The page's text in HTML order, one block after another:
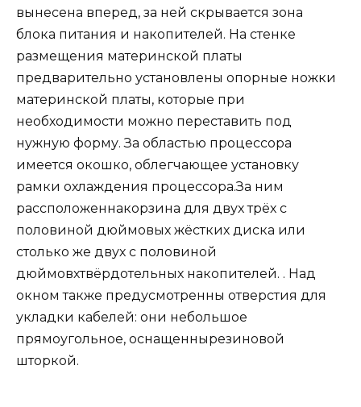
вынесена вперед, за ней скрывается зона
блока питания и накопителей. На стенке
размещения материнской платы
предварительно установлены опорные ножки
материнской платы, которые при
необходимости можно переставить под
нужную форму. За областью процессора
имеется окошко, облегчающее установку
рамки охлаждения процессора.За ним
рассположеннакорзина для двух трёх с
половиной дюймовых жёстких диска или
столько же двух с половиной
дюймовхтвёрдотельных накопителей. . Над
окном также предусмотренны отверстия для
укладки кабелей: они небольшое
прямоугольное, оснащеннырезиновой
шторкой.